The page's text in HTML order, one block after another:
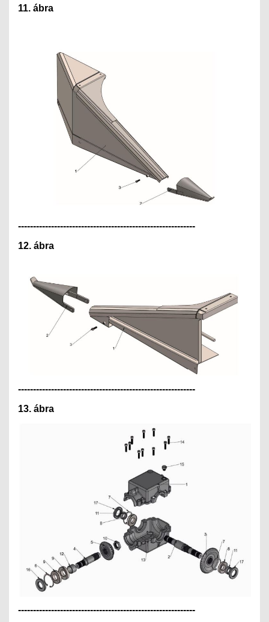
11. ábra
-----------------------------------------------------------
12. ábra
-----------------------------------------------------------
13. ábra
-----------------------------------------------------------